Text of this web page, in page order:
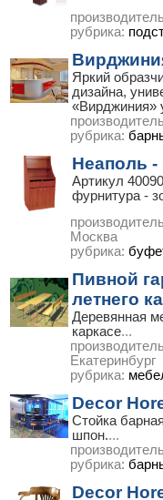
рубрика:
Яркий
дизайна,
«Вирджиния»
рубрика:
Неаполь
Артикул
фурнитура -
Москва
рубрика:
Пивной
летнего
Деревянная
каркасе...
Екатеринбург
рубрика:
Decor
Стойка
шпон....
рубрика:
Decor